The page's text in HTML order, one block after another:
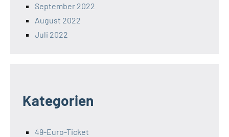
September 2022
August 2022
Juli 2022
Kategorien
49-Euro-Ticket